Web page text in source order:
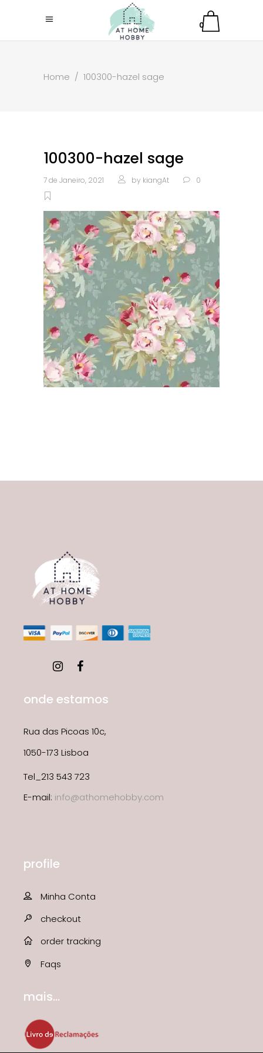
0
Home / 100300-hazel sage
100300-hazel sage
7 de Janeiro, 2021 by kiangAt 0
onde estamos
Rua das Picoas 10c,
1050-173 Lisboa
Tel_213 543 723
E-mail: info@athomehobby.com
profile
Minha Conta
checkout
order tracking
Faqs
mais...